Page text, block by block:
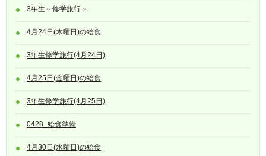
3年生～修学旅行～
4月24日(木曜日)の給食
3年生修学旅行(4月24日)
4月25日(金曜日)の給食
3年生修学旅行(4月25日)
0428_給食準備
4月30日(水曜日)の給食